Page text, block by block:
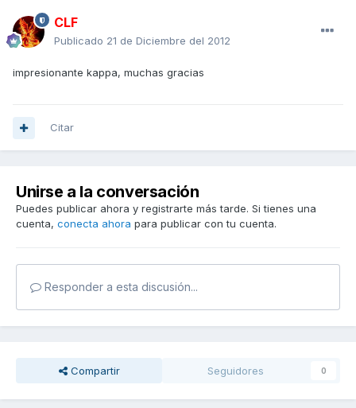
CLF
Publicado 21 de Diciembre del 2012
impresionante kappa, muchas gracias
Citar
Unirse a la conversación
Puedes publicar ahora y registrarte más tarde. Si tienes una
cuenta, conecta ahora para publicar con tu cuenta.
Responder a esta discusión...
Compartir Seguidores 0